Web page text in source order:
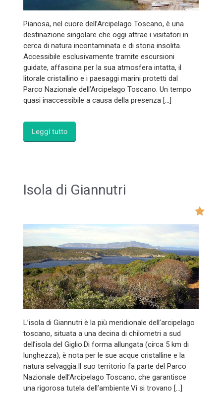
Pianosa, nel cuore dell’Arcipelago Toscano, è una
destinazione singolare che oggi attrae i visitatori in
cerca di natura incontaminata e di storia insolita.
Accessibile esclusivamente tramite escursioni
guidate, affascina per la sua atmosfera intatta, il
litorale cristallino e i paesaggi marini protetti dal
Parco Nazionale dell’Arcipelago Toscano. Un tempo
quasi inaccessibile a causa della presenza […]
Leggi tutto
Isola di Giannutri
L’isola di Giannutri è la più meridionale dell’arcipelago
toscano, situata a una decina di chilometri a sud
dell’isola del Giglio.Di forma allungata (circa 5 km di
lunghezza), è nota per le sue acque cristalline e la
natura selvaggia.Il suo territorio fa parte del Parco
Nazionale dell’Arcipelago Toscano, che garantisce
una rigorosa tutela dell’ambiente.Vi si trovano […]